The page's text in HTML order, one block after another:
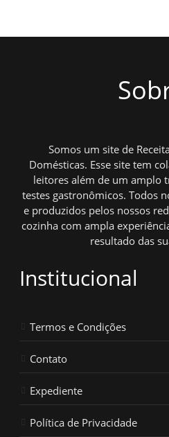
Somos um site de
Domésticas. Esse site tem
leitores além de um amplo
testes gastronômicos. Todos
e produzidos pelos nossos
cozinha com ampla
resultado das
Institucional
Termos e Condições
Contato
Expediente
Política de Privacidade